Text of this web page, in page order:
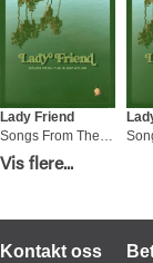
Kjøp
Lady Friend
149,-
Vis flere...
Kontakt oss